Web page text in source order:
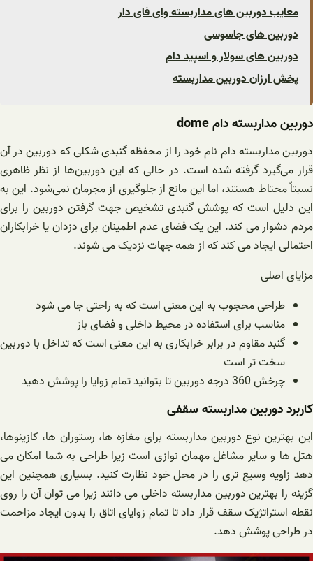
معایب دوربین های مداربسته وای فای دار
دوربین های جاسوسی
دوربین های سولار و اسپید دام
پخش ارزان دوربین مداربسته
دوربین مداربسته دام dome
دوربین مداربسته دام نام خود را از محفظه گنبدی شکلی که دوربین در آن
قرار می‌گیرد گرفته شده است. در حالی که این دوربین‌ها از نظر ظاهری
نسبتاً محتاط هستند، اما این مانع از جلوگیری از مجرمان نمی‌شود. این به
این دلیل است که پوشش گنبدی تشخیص جهت گرفتن دوربین را برای
مردم دشوار می کند. این یک فضای عدم اطمینان برای دزدان یا خرابکاران
احتمالی ایجاد می کند که از همه جهات نزدیک می شوند.
مزایای اصلی
طراحی محجوب به این معنی است که به راحتی جا می شود
مناسب برای استفاده در محیط داخلی و فضای باز
گنبد مقاوم در برابر خرابکاری به این معنی است که تداخل با دوربین
سخت تر است
چرخش 360 درجه دوربین تا بتوانید تمام زوایا را پوشش دهید
کاربرد دوربین مداربسته سقفی
این بهترین نوع دوربین مداربسته برای مغازه ها، رستوران ها، کازینوها،
هتل ها و سایر مشاغل مهمان نوازی است زیرا طراحی به شما امکان می
دهد زاویه وسیع تری را در محل خود نظارت کنید. بسیاری همچنین این
گزینه را بهترین دوربین مداربسته داخلی می دانند زیرا می توان آن را روی
نقطه استراتژیک سقف قرار داد تا تمام زوایای اتاق را بدون ایجاد مزاحمت
در طراحی پوشش دهد.